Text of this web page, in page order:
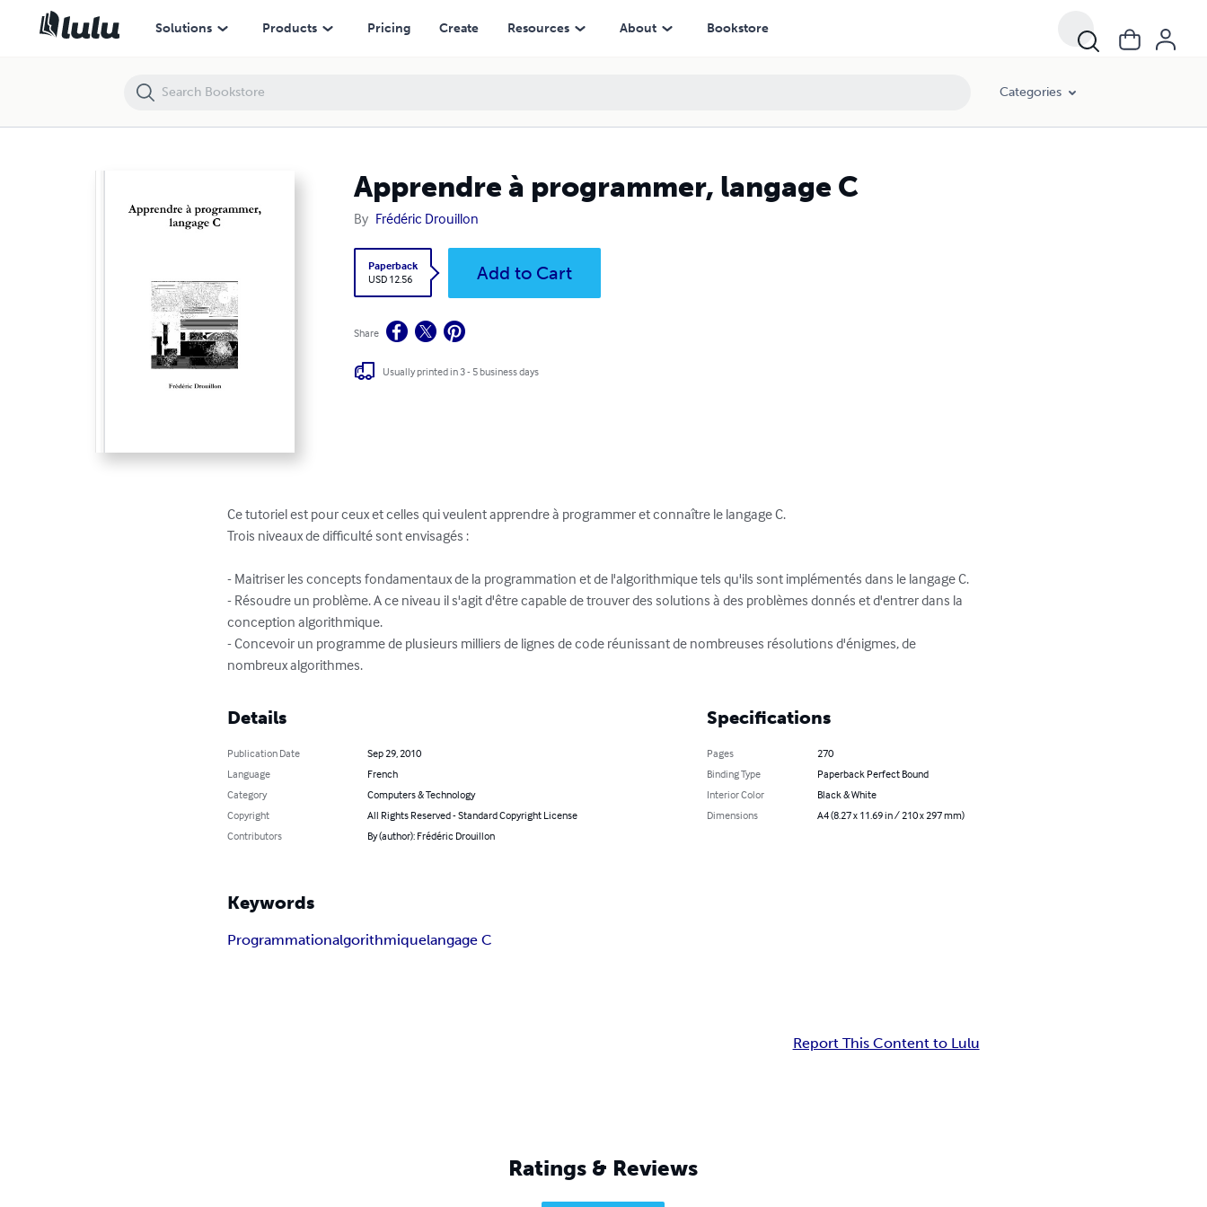
Solutions Products Pricing Create Resources About Bookstore
Categories
Apprendre à programmer, langage C
By Frédéric Drouillon
Paperback
USD 12.56
Add to Cart
Share
Usually printed in 3 - 5 business days
Ce tutoriel est pour ceux et celles qui veulent apprendre à programmer et connaître le langage C.
Trois niveaux de difficulté sont envisagés :
- Maitriser les concepts fondamentaux de la programmation et de l'algorithmique tels qu'ils sont implémentés dans le langage C.
- Résoudre un problème. A ce niveau il s'agit d'être capable de trouver des solutions à des problèmes donnés et d'entrer dans la
conception algorithmique.
- Concevoir un programme de plusieurs milliers de lignes de code réunissant de nombreuses résolutions d'énigmes, de
nombreux algorithmes.
Details
Publication Date
Sep 29, 2010
Language
French
Category
Computers & Technology
Copyright
All Rights Reserved - Standard Copyright License
Contributors
By (author): Frédéric Drouillon
Specifications
Pages
270
Binding Type
Paperback Perfect Bound
Interior Color
Black & White
Dimensions
A4 (8.27 x 11.69 in / 210 x 297 mm)
Keywords
Programmationalgorithmiquelangage C
Report This Content to Lulu
Ratings & Reviews
Apprendre à programmer, langage C